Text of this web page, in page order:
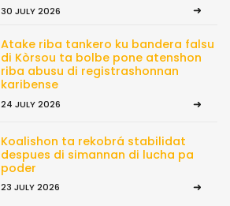
30 JULY 2026
Atake riba tankero ku bandera falsu
di Kòrsou ta bolbe pone atenshon
riba abusu di registrashonnan
karibense
24 JULY 2026
Koalishon ta rekobrá stabilidat
despues di simannan di lucha pa
poder
23 JULY 2026